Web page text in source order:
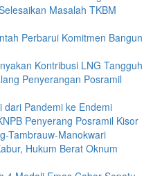
Masalah TKBM
Perbarui Komitmen Bangun
Kontribusi LNG Tangguh
Penyerangan Posramil
dari Pandemi ke Endemi
Penyerang Posramil Kisor
Tambrauw-Manokwari
Hukum Berat Oknum